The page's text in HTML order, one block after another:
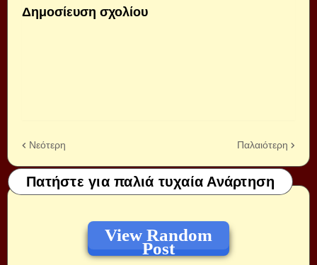
Δημοσίευση σχολίου
Νεότερη Παλαιότερη
Πατήστε για παλιά τυχαία Ανάρτηση
View Random
Post